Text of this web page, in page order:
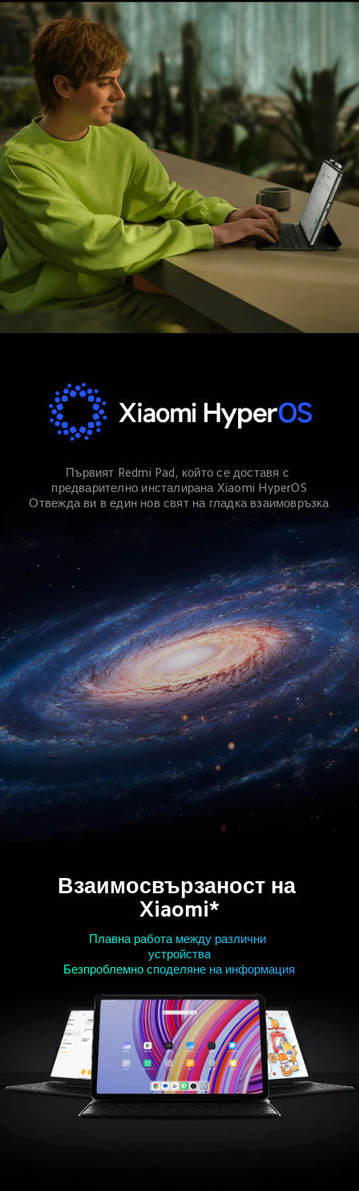
Първият Redmi Pad, който се доставя с
предварително инсталирана Xiaomi HyperOS
Взаимосвързаност на
Xiaomi*
Плавна работа между различни
устройства
Безпроблемно споделяне на информация